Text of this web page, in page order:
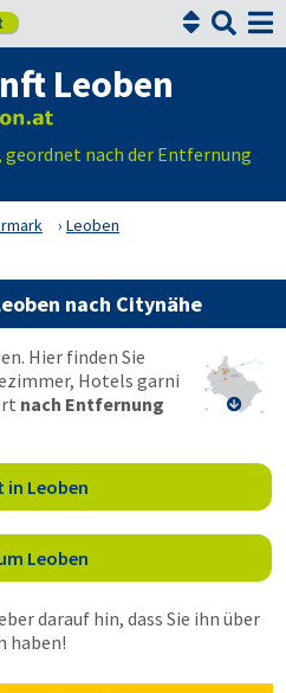


Leoben
nach der Entfernung
Leoben
nach Citynähe

Hier finden Sie
Hotels garni
nach Entfernung
in Leoben
Leoben
darauf hin, dass Sie ihn über
haben!